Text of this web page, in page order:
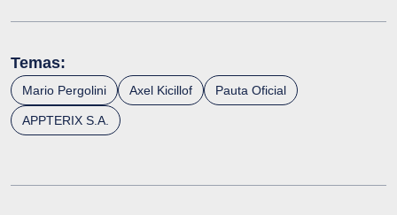
Temas:
Mario Pergolini Axel Kicillof Pauta Oficial
APPTERIX S.A.